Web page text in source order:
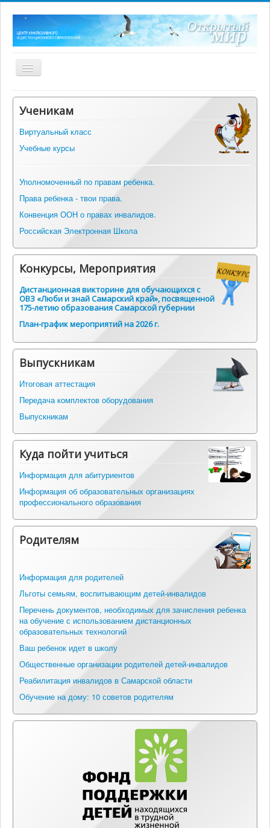
Включить/
выключить
Главная
О центре
Нормативные документы
Оборудование
Информация
Альманах инклюзивных практик
Контакты
Ученикам
Виртуальный класс
Учебные курсы
Уполномоченный по правам ребенка.
Права ребенка - твои права.
Конвенция ООН о правах инвалидов.
Российская Электронная Школа
Конкурсы, Мероприятия
Дистанционная викторине для обучающихся с
ОВЗ «Люби и знай Самарский край», посвященной
175-летию образования Самарской губернии
План-график мероприятий на 2026 г.
Выпускникам
Итоговая аттестация
Передача комплектов оборудования
Выпускникам
Куда пойти учиться
Информация для абитуриентов
Информация об образовательных организациях
профессионального образования
Родителям
Информация для родителей
Льготы семьям, воспитывающим детей-инвалидов
Перечень документов, необходимых для зачисления ребенка
на обучение с использованием дистанционных
образовательных технологий
Ваш ребенок идет в школу
Общественные организации родителей детей-инвалидов
Реабилитация инвалидов в Самарской области
Обучение на дому: 10 советов родителям